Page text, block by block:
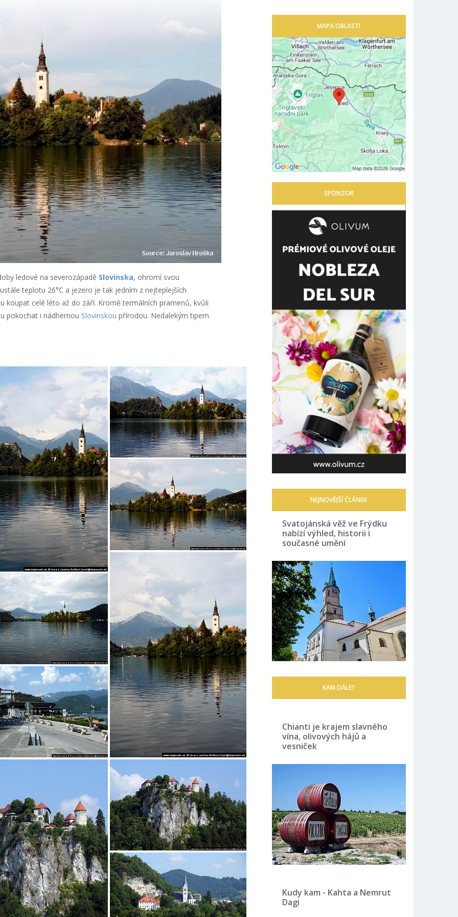
ledové na severozápadě Slovinska, ohromí svou
teplotu 26°C a jezero je tak jedním z nejteplejších
koupat celé léto až do září. Kromě termálních pramenů, kvůli
pokochat i nádhernou Slovinskou přírodou. Nedalekým tipem
MAPA OBLASTI
SPONZOR
NEJNOVĚJŠÍ ČLÁNEK
Svatojánská věž ve Frýdku
nabízí výhled, historii i
současné umění
KAM DÁLE?
Chianti je krajem slavného
vína, olivových hájů a
vesniček
Kudy kam - Kahta a Nemrut
Dagi